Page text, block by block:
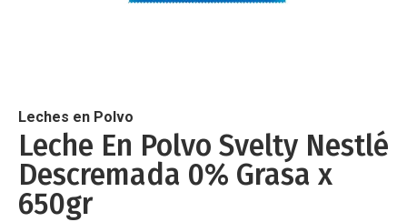
de
la
galería
de
imágenes
Leches en Polvo
Leche En Polvo Svelty Nestlé
Descremada 0% Grasa x
650gr